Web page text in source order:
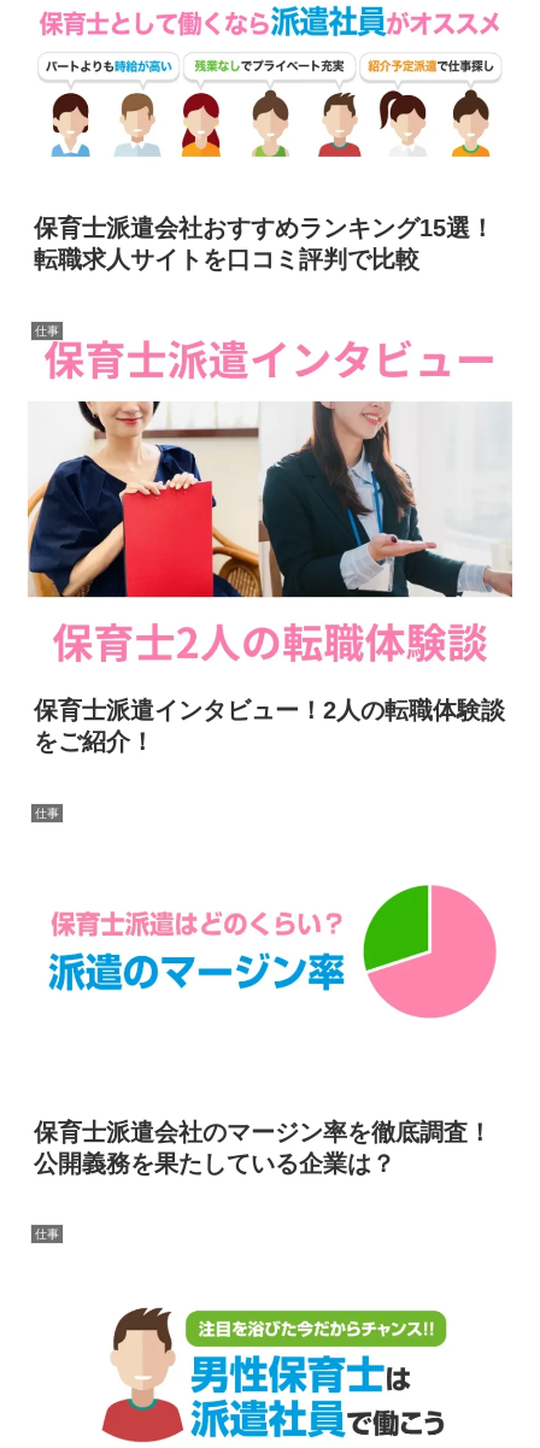
保育士派遣会社おすすめランキング15選！
転職求人サイトを口コミ評判で比較
仕事
保育士派遣インタビュー！2人の転職体験談
をご紹介！
仕事
保育士派遣会社のマージン率を徹底調査！
公開義務を果たしている企業は？
仕事